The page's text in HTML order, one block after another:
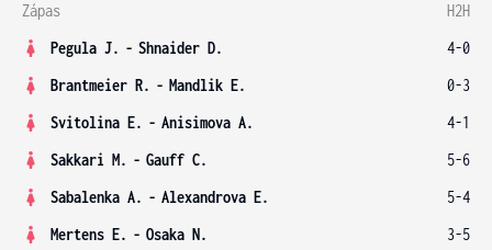
Zápas
H2H
Pegula J. - Shnaider D.
4-0
Brantmeier R. - Mandlik E.
0-3
Svitolina E. - Anisimova A.
4-1
Sakkari M. - Gauff C.
5-6
Sabalenka A. - Alexandrova E.
5-4
Mertens E. - Osaka N. 3-5